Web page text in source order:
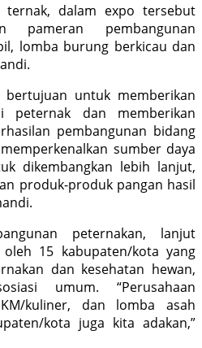
ternak, dalam expo tersebut
pameran pembangunan
lomba burung berkicau dan
bertujuan untuk memberikan
peternak dan memberikan
pembangunan bidang
sumber daya
dikembangkan lebih lanjut,
produk-produk pangan hasil
peternakan, lanjut
15 kabupaten/kota yang
dan kesehatan hewan,
umum. “Perusahaan
kuliner, dan lomba asah
kota juga kita adakan,”